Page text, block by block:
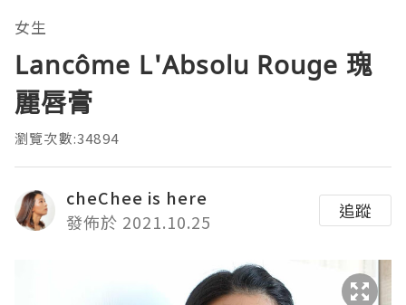
女生
Lancôme L'Absolu Rouge 瑰
麗唇膏
瀏覽次數:34894
cheChee is here
發佈於 2021.10.25
追蹤